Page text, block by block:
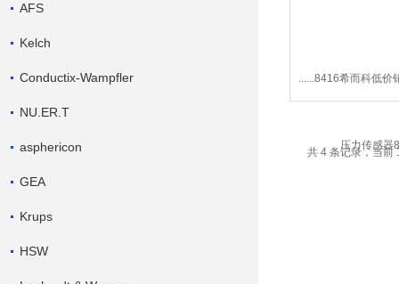
AFS
Kelch
Conductix-Wampfler
NU.ER.T
asphericon
GEA
Krups
HSW
......8416希而科低价
力传感器
共 4 条记录，当